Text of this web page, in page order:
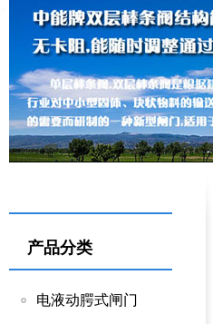
产品分类
电液动腭式闸门